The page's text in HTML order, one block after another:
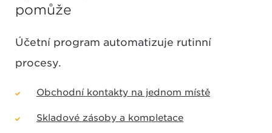
pomůže
Účetní program automatizuje rutinní
procesy.
Obchodní kontakty na jednom místě
Skladové zásoby a kompletace